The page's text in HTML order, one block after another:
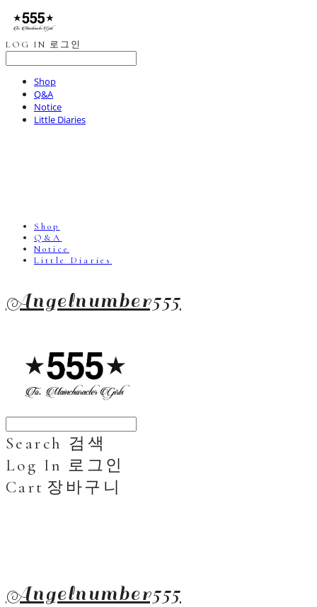
LOG IN 로그인
Shop
Q&A
Notice
Little Diaries
Shop
Q&A
Notice
Little Diaries
Angelnumber555
Search 검색
Log In 로그인
Cart 장바구니
Angelnumber555